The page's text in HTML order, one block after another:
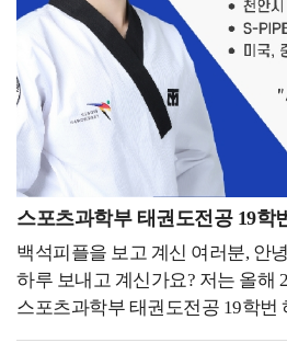
매트리스, 에어컨 등 전문 클리닝
있습니다. 또한, 대학교 기숙사, 호
프로젝트도 수행하며, 단순한 청
관리하는 서비스로 차별화를 두고
브랜드 정체성을 구축하는 것이
디자인적 사고가 비즈니스에서도
있다는 것을 몸소 실감하기 때문
경험을 살려, 단순한 청소업이 아
신뢰감을 줄 수 있도록 브랜드 로고
마케팅 전략까지 직접 기획하고
고객과의 신뢰 형성, 차별화된 서
집중하며 하나의 브랜드로 성장시
있습니다. - 후배들에게 하고 싶은
스포츠과학부 태권도전공 19학
백석피플을 보고 계신 여러분, 안
하루 보내고 계신가요? 저는 올해
스포츠과학부 태권도전공 19학번
기회를 통해 같은 학교에서의 추